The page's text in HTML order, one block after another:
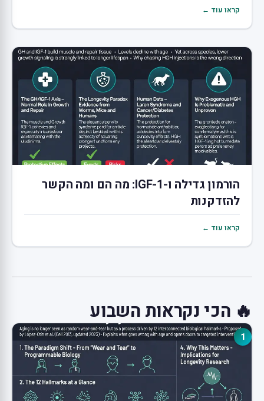
קראו עוד ←
הורמון גדילה ו-IGF-1: מה הם ומה הקשר
להזדקנות
קראו עוד ←
🔥 הכי נקראות השבוע
1